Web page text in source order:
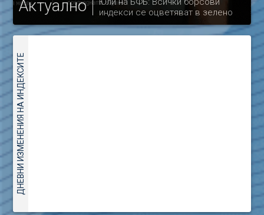
Актуално
индекси се оцветяват в зелено
ДНЕВНИ ИЗМЕНЕНИЯ НА ИНДЕКСИТЕ